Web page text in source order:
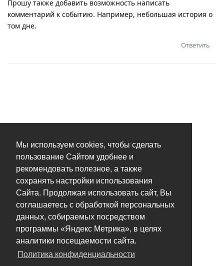
Мы используем cookies, чтобы сделать
пользование Сайтом удобнее и
рекомендовать полезное, а также
сохранять настройки использования
Сайта. Продолжая использовать сайт, Вы
соглашаетесь с обработкой персональных
данных, собираемых посредством
программы «Яндекс Метрика», в целях
аналитики посещаемости сайта.
Политика конфиденциальности
Прошу также добавить возможность написать
комментарий к событию. Например, небольшая история о
том дне.
Ответить